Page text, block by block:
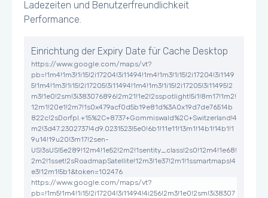
Ladezeiten und Benutzerfreundlichkeit
Performance.
Einrichtung der Expiry Date für Cache Desktop
https://www.google.com/maps/vt?
pb=!1m4!1m3!1i15!2i17204!3i11494!1m4!1m3!1i15!2i17204!3i1149
5!1m4!1m3!1i15!2i17205!3i11494!1m4!1m3!1i15!2i17205!3i11495!2
m3!1e0!2sm!3i383076896!2m21!1e2!2sspotlight!5i1!8m17!1m2!
12m1!20e1!2m7!1s0x479acf0d5b19e81d%3A0x19d7de76514b
822c!2sDorfpl.+15%2C+8737+Gommiswald%2C+Switzerland!4
m2!3d47.2302737!4d9.0231523!5e0!6b1!11e11!13m1!14b1!14b1!1
9u14!19u20!3m17!2sen-
US!3sUS!5e289!12m4!1e52!2m2!1sentity_class!2s0!12m4!1e68!
2m2!1sset!2sRoadmapSatellite!12m3!1e37!2m1!1ssmartmaps!4
e3!12m1!5b1&token=102476
https://www.google.com/maps/vt?
pb=!1m5!1m4!1i15!2i17204!3i11494!4i256!2m3!1e0!2sm!3i38307